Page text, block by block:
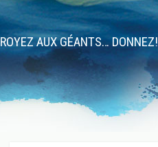
AUX GÉANTS… DONNEZ!